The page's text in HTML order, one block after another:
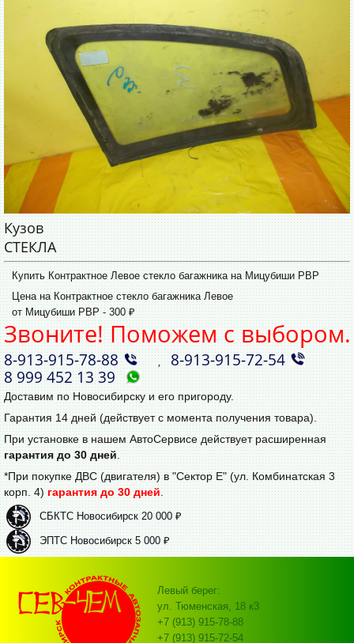
Кузов
СТЕКЛА
Купить Контрактное Левое стекло багажника на Мицубиши РВР
Цена на Контрактное стекло багажника Левое
от Мицубиши РВР - 300 ₽
Звоните! Поможем с выбором.
8‑913‑915‑78‑88 ,8‑913‑915‑72‑54
8 999 452 13 39
Доставим по Новосибирску и его пригороду.
Гарантия 14 дней (действует с момента получения товара).
При установке в нашем АвтоСервисе действует расширенная
гарантия до 30 дней.
*При покупке ДВС (двигателя) в "Сектор Е" (ул. Комбинатская 3
корп. 4)гарантия до 30 дней.
СБКТС Новосибирск 20 000 ₽
ЭПТС Новосибирск 5 000 ₽
Левый берег:
ул. Тюменская, 18 к3
+7 (913) 915-78-88
+7 (913) 915-72-54